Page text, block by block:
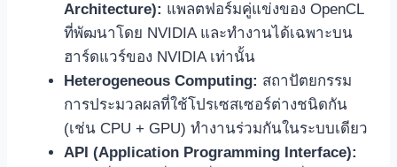
Architecture): แพลตฟอร์มคู่แข่งของ OpenCL
ที่พัฒนาโดย NVIDIA และทำงานได้เฉพาะบน
ฮาร์ดแวร์ของ NVIDIA เท่านั้น
Heterogeneous Computing: สถาปัตยกรรม
การประมวลผลที่ใช้โปรเซสเซอร์ต่างชนิดกัน
(เช่น CPU + GPU) ทำงานร่วมกันในระบบเดียว
API (Application Programming Interface):